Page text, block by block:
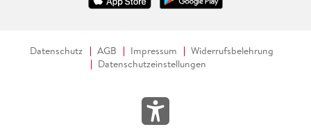
Datenschutz AGB Impressum
Widerrufsbelehrung
Datenschutzeinstellungen